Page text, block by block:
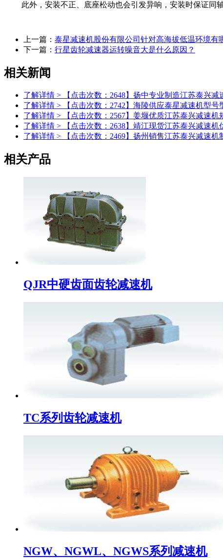
此外，安装不正、底座松动也会引发异响，安装时保证同
上一篇： 泰星减速机股份有限公司针对高海拔低温环境有
下一篇： 行星齿轮减速器运转噪音大是什么原因？
相关新闻
了解详情 > 【点击次数：2648】 扬中专业制造江苏泰兴减
了解详情 > 【点击次数：2742】 海陵供应泰星减速机型号
了解详情 > 【点击次数：2567】 姜堰优质江苏泰兴减速机
了解详情 > 【点击次数：2638】 靖江现货江苏泰兴减速机
了解详情 > 【点击次数：2469】 扬州销售江苏泰兴减速机
相关产品
QJR中硬齿面齿轮减速机
TC系列齿轮减速机
NGW、NGWL、NGWS系列减速机